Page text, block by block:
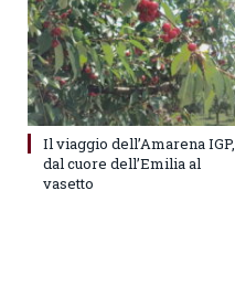
Il viaggio dell’Amarena IGP,
dal cuore dell’Emilia al
vasetto